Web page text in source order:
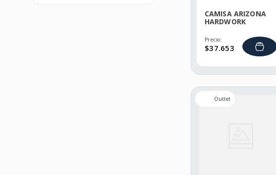
CAMISA ARIZONA
HARDWORK
Precio:
$37.653